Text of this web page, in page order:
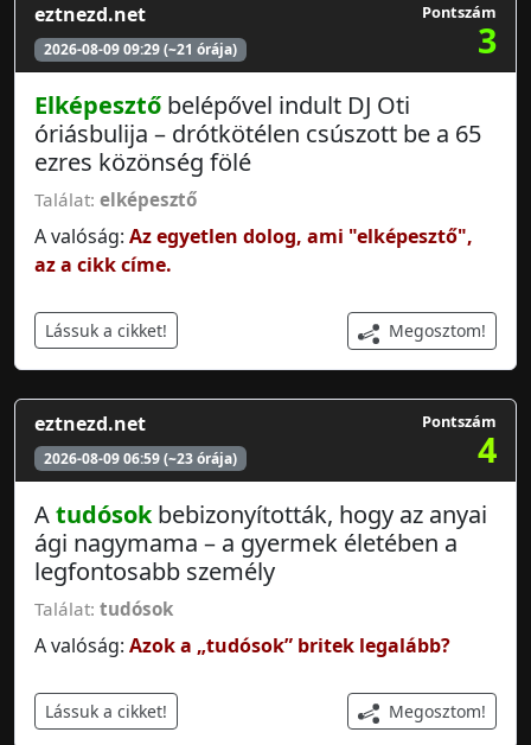
eztnezd.net
2026-08-09 09:29 (~21 órája)
Pontszám
3
Elképesztő belépővel indult DJ Oti
óriásbulija – drótkötélen csúszott be a 65
ezres közönség fölé
Találat: elképesztő
A valóság: Az egyetlen dolog, ami "elképesztő",
az a cikk címe.
Lássuk a cikket! Megosztom!
eztnezd.net
2026-08-09 06:59 (~23 órája)
Pontszám
4
Atudósokbebizonyították, hogy az anyai
ági nagymama – a gyermek életében a
legfontosabb személy
Találat: tudósok
A valóság: Azok a „tudósok” britek legalább?
Lássuk a cikket! Megosztom!